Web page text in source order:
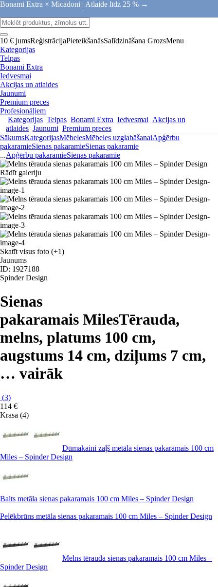
Bonami Extra × Micadoni | Atlaide līdz 25 % →
10 € jumsReģistrācijaPieteikšanāsSalīdzināšana GrozsMenu
Kategorijas
Telpas
Bonami Extra
Iedvesmai
Akcijas un atlaides
Jaunumi
Premium preces
Profesionāļiem
Kategorijas Telpas Bonami Extra Iedvesmai Akcijas un
atlaides Jaunumi Premium preces
SākumsKategorijasMēbelesMēbeles uzglabāšanaiApģērbu
pakaramieSienas pakaramieSienas pakaramie
...Apģērbu pakaramieSienas pakaramie
Rādīt galeriju
Skatīt visus foto (+1)
Jaunums
ID: 1927188
Spinder Design
Sienas
pakaramais MilesTērauda,
melns, platums 100 cm,
augstums 14 cm, dziļums 7 cm,
… vairāk
(3)
114 €
Krāsa (4)
Dūmakaini zaļš metāla sienas pakaramais 100 cm
Miles – Spinder Design
Balts metāla sienas pakaramais 100 cm Miles – Spinder Design
Pelēkbrūns metāla sienas pakaramais 100 cm Miles – Spinder Design
Melns tērauda sienas pakaramais 100 cm Miles –
Spinder Design